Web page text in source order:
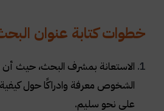
خطوات كتابة عنوان
الاستعانة بمشرف البحث، حيث أن
الشخوص معرفة وادراكًا حول
على نحو سليم.